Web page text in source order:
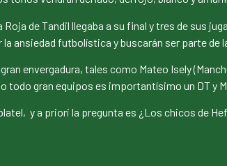
de Tandil llegaba a su final y tres de sus
ansiedad futbolística y buscarán ser parte de
envergadura, tales como Mateo Isely
gran equipos es importantísimo un DT y
y a priori la pregunta es ¿Los chicos de